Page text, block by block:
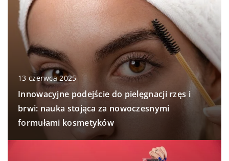
13 czerwca 2025
Innowacyjne podejście do pielęgnacji rzęs i
brwi: nauka stojąca za nowoczesnymi
formułami kosmetyków